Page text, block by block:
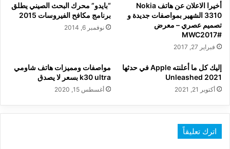
أخيرا الاعلان عن هاتف Nokia
3310 الشهير بمواصفات جديدة و
تصميم عصري – معرض
#MWC2017
فبراير 27, 2017
“بايدو” محرك البحث الصيني يطلق
برنامج مكافح الفيروسات 2015
نوفمبر 6, 2014
إليك كل ما أعلنته Apple في حدثها
Unleashed 2021
أكتوبر 21, 2021
مواصفات ومميزات هاتف شاومي
k30 ultra بسعر لا يصدق
أغسطس 15, 2020
اترك تعليقاً